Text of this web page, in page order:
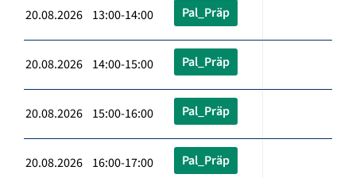
20.08.2026 13:00-14:00 Pal_Präp
20.08.2026 14:00-15:00 Pal_Präp
20.08.2026 15:00-16:00 Pal_Präp
20.08.2026 16:00-17:00 Pal_Präp